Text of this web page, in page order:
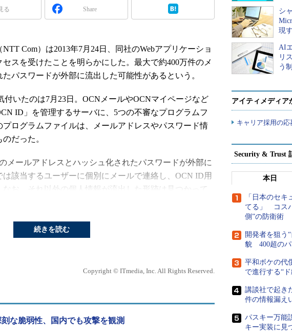
る Share
Com）は2013年7月24日、同社のWebアプリケーショ
スを受けたことを明らかにした。最大で約400万件のメ
パスワードが外部に流出した可能性があるという。
いたのは7月23日。OCNメールやOCNマイページなど
ID」を管理するサーバに、5つの不審なプログラムフ
ログラムファイルは、メールアドレスやパスワード情
だった。
メールアドレスとハッシュ化されたパスワードが外部に
該当するユーザーに個別にメールで連絡し、OCN ID用
なお、それ以外の個人情報が流出した形跡は見つかって
に不正アクセスを受けたのは7月17日で、不審なプログ
Webアプリケーションサーバの脆弱性を突かれた可能性が
部から不正アクセスを受け、「NAVERまとめ」などで
ント」、約169万件が流出した可能性があることを明ら
続きを読む
Copyright © ITmedia, Inc. All Rights Reserved.
な脆弱性、国内でも攻撃を観測
シ
現
AI
リ
う
アイティメディア
キャリア採用の
Security & Trust
本日
「日本のセ
てる」 コス
側”の防衛術
開発者を狙う
貌 400超のパ
平和ボケの代
で進行する“
講談社で起き
件の情報漏え
パスキー万能
キー実装に見